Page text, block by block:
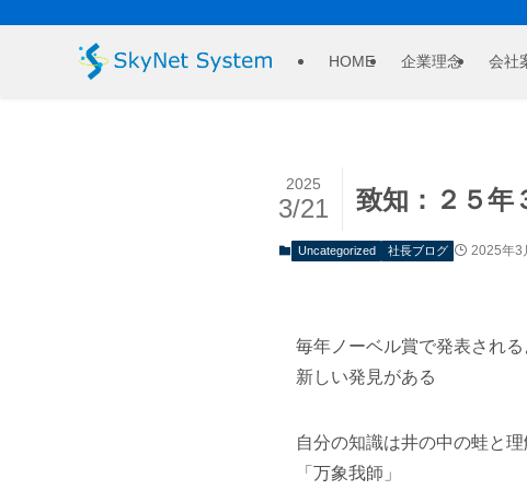
HOME 企業理念 会社
致知：２５年
2025
3/21
Uncategorized 社長ブログ 2025年3
毎年ノーベル賞で発表される
新しい発見がある
自分の知識は井の中の蛙と理
「万象我師」